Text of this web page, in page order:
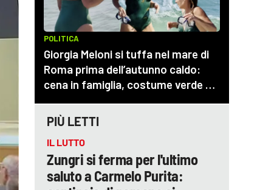
PIÙ LETTI
IL LUTTO
Zungri si ferma per l'ultimo
saluto a Carmelo Purita: